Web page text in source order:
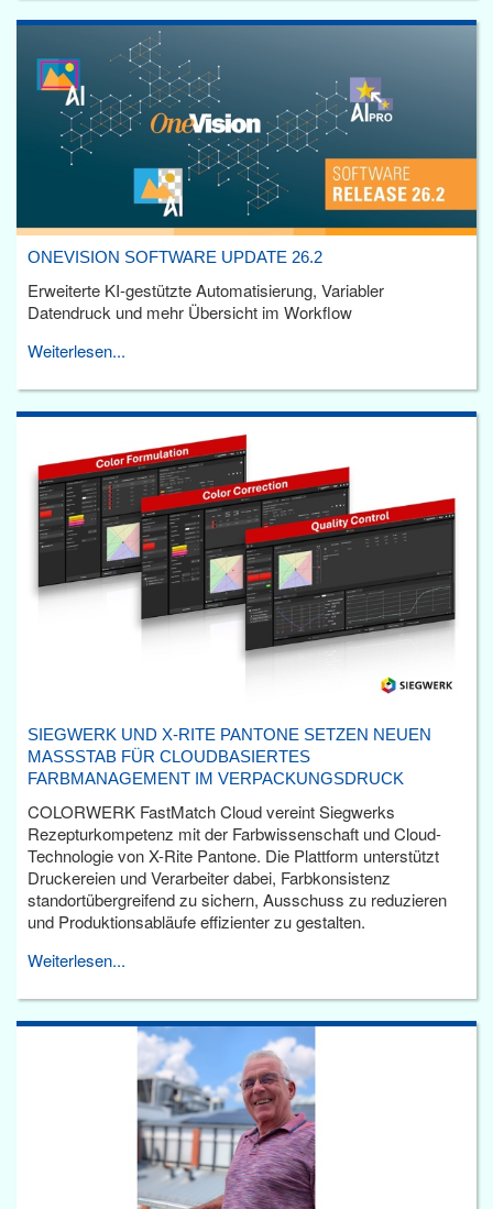
ONEVISION SOFTWARE UPDATE 26.2
Erweiterte KI-gestützte Automatisierung, Variabler
Datendruck und mehr Übersicht im Workflow
Weiterlesen...
SIEGWERK UND X-RITE PANTONE SETZEN NEUEN
MASSSTAB FÜR CLOUDBASIERTES F
ARBMANAGEMENT IM VERPACKUNGSDRUCK
COLORWERK FastMatch Cloud vereint Siegwerks
Rezepturkompetenz mit der Farbwissenschaft und Cloud-
Technologie von X-Rite Pantone. Die Plattform unterstützt
Druckereien und Verarbeiter dabei, Farbkonsistenz
standortübergreifend zu sichern, Ausschuss zu reduzieren
und Produktionsabläufe effizienter zu gestalten.
Weiterlesen...